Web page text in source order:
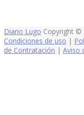
Diario Lugo Copyright ©
Condiciones de uso |
de Contratación | Aviso